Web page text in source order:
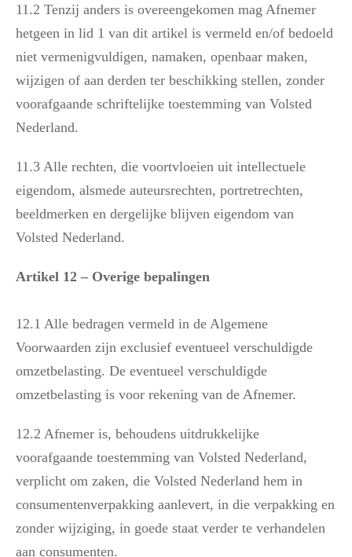
11.2 Tenzij anders is overeengekomen mag Afnemer
hetgeen in lid 1 van dit artikel is vermeld en/of bedoeld
niet vermenigvuldigen, namaken, openbaar maken,
wijzigen of aan derden ter beschikking stellen, zonder
voorafgaande schriftelijke toestemming van Volsted
Nederland.
11.3 Alle rechten, die voortvloeien uit intellectuele
eigendom, alsmede auteursrechten, portretrechten,
beeldmerken en dergelijke blijven eigendom van
Volsted Nederland.
Artikel 12 – Overige bepalingen
12.1 Alle bedragen vermeld in de Algemene
Voorwaarden zijn exclusief eventueel verschuldigde
omzetbelasting. De eventueel verschuldigde
omzetbelasting is voor rekening van de Afnemer.
12.2 Afnemer is, behoudens uitdrukkelijke
voorafgaande toestemming van Volsted Nederland,
verplicht om zaken, die Volsted Nederland hem in
consumentenverpakking aanlevert, in die verpakking en
zonder wijziging, in goede staat verder te verhandelen
aan consumenten.